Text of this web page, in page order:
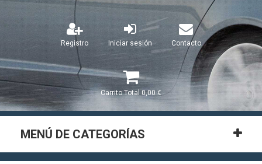
Registro Iniciar sesión Contacto
CarritoTotal 0,00 €
MENÚ DE CATEGORÍAS